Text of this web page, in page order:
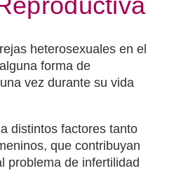
heterosexuales en el
forma de
vez durante su vida
distintos factores tanto
que contribuyan
problema de infertilidad